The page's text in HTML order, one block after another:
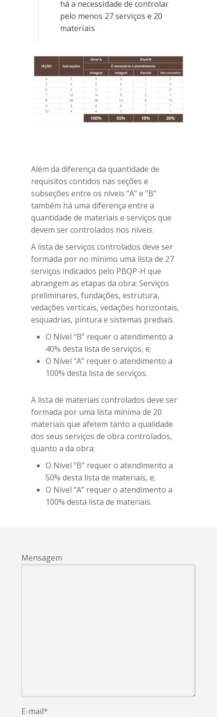
há a necessidade de controlar
pelo menos 27 serviços e 20
materiais
Além da diferença da quantidade de
requisitos contidos nas seções e
subseções entre os níveis “A” e “B”
também há uma diferença entre a
quantidade de materiais e serviços que
devem ser controlados nos níveis.
A lista de serviços controlados deve ser
formada por no mínimo uma lista de 27
serviços indicados pelo PBQP-H que
abrangem as etapas da obra: Serviços
preliminares, fundações, estrutura,
vedações verticais, vedações horizontais,
esquadrias, pintura e sistemas prediais.
O Nível “B” requer o atendimento a
40% desta lista de serviços, e;
O Nível “A” requer o atendimento a
100% desta lista de serviços.
A lista de materiais controlados deve ser
formada por uma lista mínima de 20
materiais que afetem tanto a qualidade
dos seus serviços de obra controlados,
quanto a da obra:
O Nível “B” requer o atendimento a
50% desta lista de materiais, e;
O Nível “A” requer o atendimento a
100% desta lista de materiais.
Mensagem
E-mail*